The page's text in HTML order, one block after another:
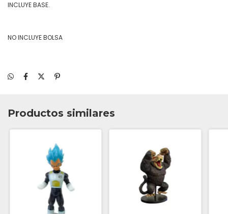
INCLUYE BASE.
NO INCLUYE BOLSA
Productos similares